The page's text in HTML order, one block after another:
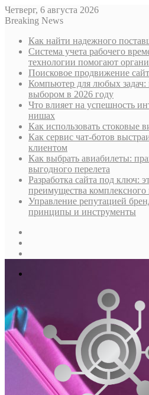
Четверг, 6 августа 2026
Breaking News
Как найти надежного
Система учета рабочего
технологии помогают
Поисковое продвижение
Компьютер для любых задач:
выбором в 2026 году
Что влияет на успешность
нишах
Как использовать стоковые
Как сервис чат-ботов
клиентом
Как выбрать авиабилеты:
выгодного перелета
Разработка сайта под ключ:
преимущества комплексного
Управление репутацией
принципы и инструменты